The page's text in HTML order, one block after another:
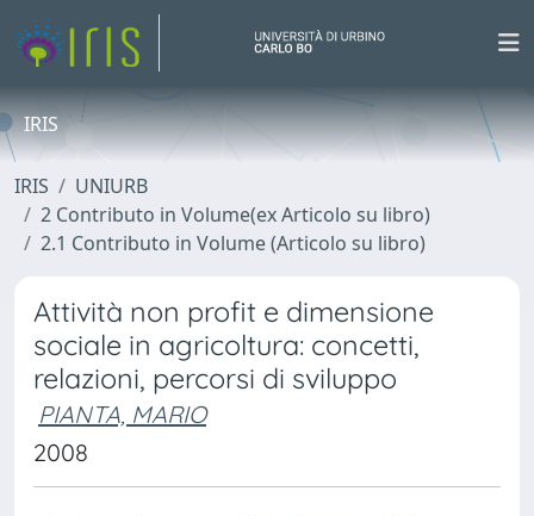
IRIS
IRIS
UNIURB
2 Contributo in Volume(ex Articolo su libro)
2.1 Contributo in Volume (Articolo su libro)
Attività non profit e dimensione
sociale in agricoltura: concetti,
relazioni, percorsi di sviluppo
PIANTA, MARIO
2008